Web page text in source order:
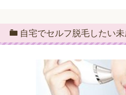
自宅でセルフ脱毛したい未